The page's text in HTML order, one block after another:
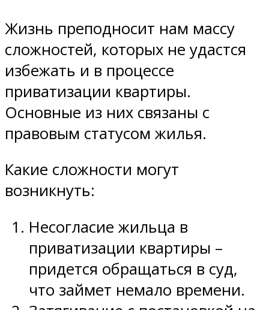
Жизнь преподносит нам массу
сложностей, которых не удастся
избежать и в процессе
приватизации квартиры.
Основные из них связаны с
правовым статусом жилья.
Какие сложности могут
возникнуть:
Несогласие жильца в
приватизации квартиры –
придется обращаться в суд,
что займет немало времени.